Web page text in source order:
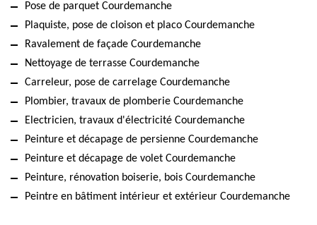
Pose de parquet Courdemanche
Plaquiste, pose de cloison et placo Courdemanche
Ravalement de façade Courdemanche
Nettoyage de terrasse Courdemanche
Carreleur, pose de carrelage Courdemanche
Plombier, travaux de plomberie Courdemanche
Electricien, travaux d'électricité Courdemanche
Peinture et décapage de persienne Courdemanche
Peinture et décapage de volet Courdemanche
Peinture, rénovation boiserie, bois Courdemanche
Peintre en bâtiment intérieur et extérieur Courdemanche